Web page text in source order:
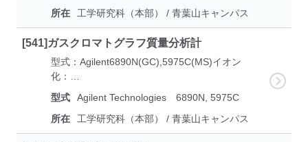
所在
工学研究科（本部） / 青葉山キャンパス
[541]ガスクロマトグラフ質量分析計
型式：Agilent6890N(GC),5975C(MS)イオン
化：…
型式
Agilent Technologies 6890N, 5975C
所在
工学研究科（本部） / 青葉山キャンパス